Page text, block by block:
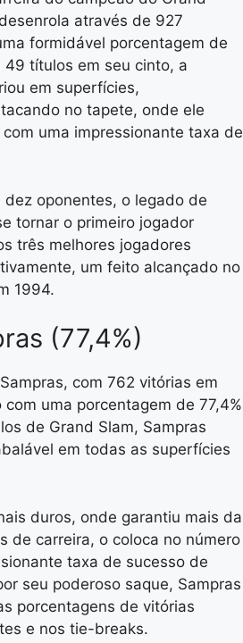
através de 927
formidável porcentagem de
49 títulos em seu cinto, a
em superfícies,
no tapete, onde ele
uma impressionante taxa de
oponentes, o legado de
tornar o primeiro jogador
três melhores jogadores
um feito alcançado no
1994.
(77,4%)
Sampras, com 762 vitórias em
uma porcentagem de 77,4%
de Grand Slam, Sampras
em todas as superfícies
duros, onde garantiu mais da
de carreira, o coloca no número
taxa de sucesso de
seu poderoso saque, Sampras
porcentagens de vitórias
e nos tie-breaks.